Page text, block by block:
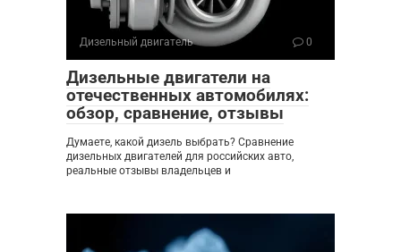
Дизельный двигатель 0
Дизельные двигатели на
отечественных автомобилях:
обзор, сравнение, отзывы
Думаете, какой дизель выбрать? Сравнение
дизельных двигателей для российских авто,
реальные отзывы владельцев и